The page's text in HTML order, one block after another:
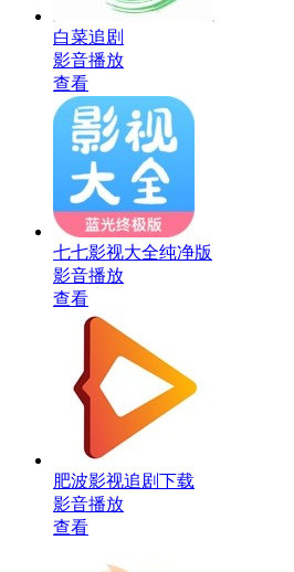
白菜追剧
影音播放
查看
七七影视大全纯净版
影音播放
查看
肥波影视追剧下载
影音播放
查看